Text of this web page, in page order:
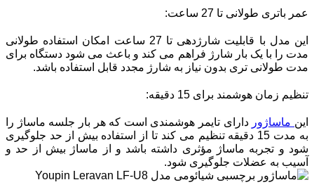
عمر باتری طولانی تا 27 ساعت:
این مدل با قابلیت شارژدهی تا 27 ساعت امکان استفاده طولانی‌
مدت را با یک بار شارژ فراهم می ‌کند و باعث می ‌شود دستگاه برای
مدت طولانی ‌تری بدون نیاز به شارژ مجدد قابل استفاده باشد.
تنظیم زمان هوشمند برای 15 دقیقه:
این ماساژور دارای تایمر هوشمندی است که هر بار جلسه ماساژ را
به مدت 15 دقیقه تنظیم می‌ کند تا از استفاده بیش از حد جلوگیری
شود و تجربه ماساژ مؤثری داشته باشد و از ماساژ بیش از حد و
آسیب به عضلات جلوگیری شود.